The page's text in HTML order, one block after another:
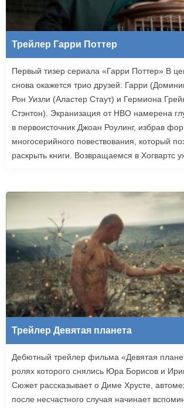
Трейлер Гарри Поттер
Первый тизер сериала «Гарри Поттер» В
снова окажется трио друзей: Гарри
Рон Уизли (Аластер Стаут) и Гермиона
Стэнтон). Экранизация от HBO намерена
в первоисточник Джоан Роулинг, избрав
многосерийного повествования, который
раскрыть книги. Возвращаемся в Хогвартс
Трейлер Девятая планета
Дебютный трейлер фильма «Девятая
ролях которого снялись Юра Борисов и
Сюжет рассказывает о Диме Хрусте,
после несчастного случая начинает